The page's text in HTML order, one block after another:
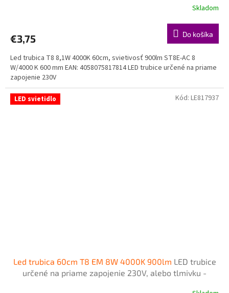
Skladom
€3,75 Do košíka
Led trubica T8 8,1W 4000K 60cm, svietivosť 900lm ST8E-AC 8
W/4000 K 600 mm EAN: 4058075817814 LED trubice určené na priame
zapojenie 230V
LED svietidlo
Led trubica 60cm T8 EM 8W 4000K 900lm LED trubice
určené na priame zapojenie 230V, alebo tlmivku -
Kód: LE817937